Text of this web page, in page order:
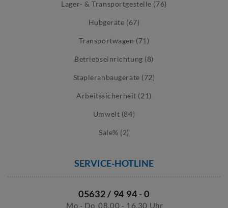
Lager- & Transportgestelle (76)
Hubgeräte (67)
Transportwagen (71)
Betriebseinrichtung (8)
Stapleranbaugeräte (72)
Arbeitssicherheit (21)
Umwelt (84)
Sale% (2)
SERVICE-HOTLINE
05632 / 94 94 - 0
Mo - Do 08.00 - 16.30 Uhr